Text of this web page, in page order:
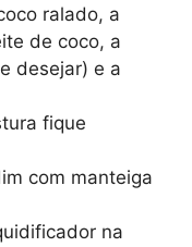
ralado, a
de coco, a
desejar) e a
fique
com manteiga
na